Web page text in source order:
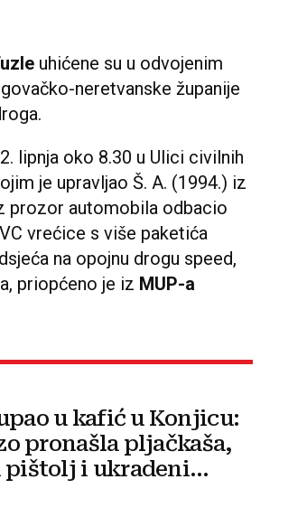
uhićene su u odvojenim
neretvanske županije
lipnja oko 8.30 u Ulici civilnih
je upravljao Š. A. (1994.) iz
prozor automobila odbacio
vrećice s više paketića
na opojnu drogu speed,
priopćeno je iz MUP-a
u kafić u Konjicu:
pronašla pljačkaša,
pištolj i ukradeni